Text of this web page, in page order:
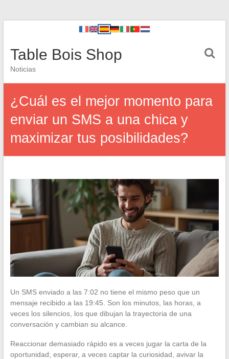
Table Bois Shop
Noticias
¿Cuál es el mejor momento para
enviar un SMS a una chica y
maximizar tus posibilidades?
Un SMS enviado a las 7:02 no tiene el mismo peso que un
mensaje recibido a las 19:45. Son los minutos, las horas, a
veces los silencios, los que dibujan la trayectoria de una
conversación y cambian su alcance.
Reaccionar demasiado rápido es a veces jugar la carta de la
oportunidad; esperar, a veces captar la curiosidad, avivar la